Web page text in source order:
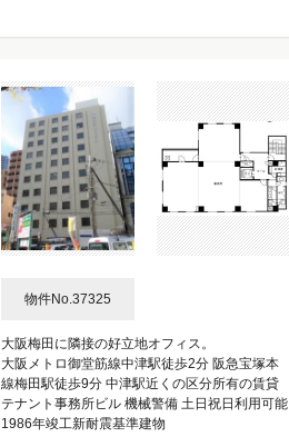
物件No.37325
大阪梅田に隣接の好立地オフィス。
大阪メトロ御堂筋線中津駅徒歩2分 阪急宝塚本
線梅田駅徒歩9分 中津駅近くの区分所有の賃貸
テナント事務所ビル 機械警備 土日祝日利用可能
1986年竣工新耐震基準建物